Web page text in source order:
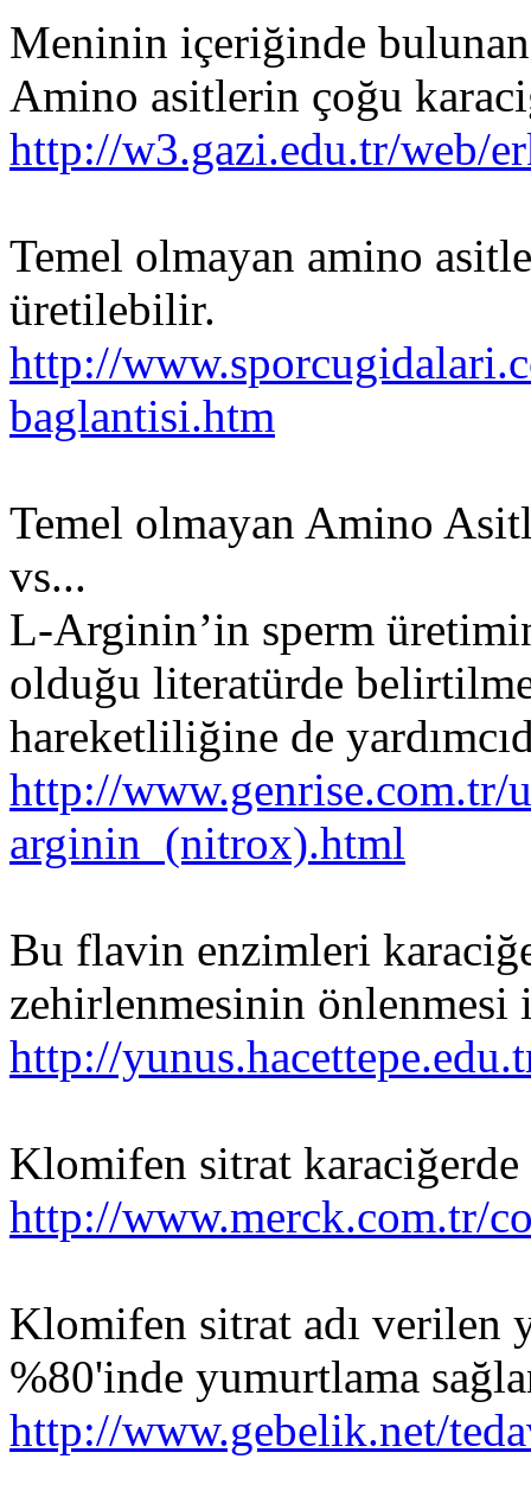
Meninin içeriğinde
Amino asitlerin çoğu
http://w3.gazi.edu.tr/web/
Temel olmayan amino
üretilebilir.
http://
baglantisi.htm
Temel olmayan Amino
vs...
L-Arginin’in sperm
olduğu literatürde
hareketliliğine de
http://www.genrise.com.tr/
arginin_(nitrox).html
Bu flavin enzimleri
zehirlenmesinin
http://
Klomifen sitrat
http://www.merck.com.tr/
Klomifen sitrat adı verilen
%80'inde yumurtlama
http://www.gebelik.net/